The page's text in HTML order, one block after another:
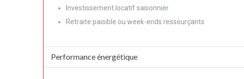
Investissement locatif saisonnier
Retraite paisible ou week-ends ressourçants
Performance énergétique